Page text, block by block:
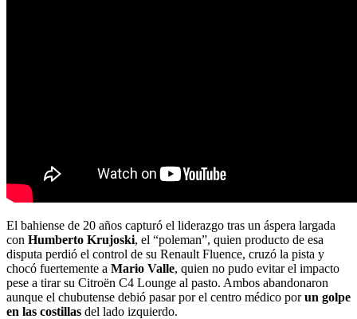
El bahiense de 20 años capturó el liderazgo tras un áspera largada
con Humberto Krujoski, el “poleman”, quien producto de esa
disputa perdió el control de su Renault Fluence, cruzó la pista y
chocó fuertemente a Mario Valle, quien no pudo evitar el impacto
pese a tirar su Citroën C4 Lounge al pasto. Ambos abandonaron
aunque el chubutense debió pasar por el centro médico porun golpe
en las costillas del lado izquierdo.